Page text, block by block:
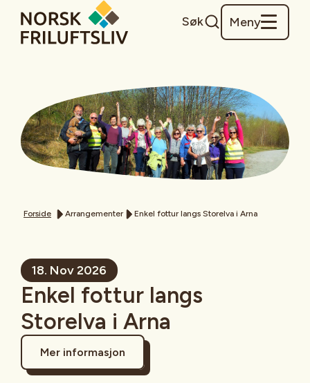
Søk Meny
Forside Arrangementer Enkel fottur langs Storelva i Arna
18. Nov 2026
Enkel fottur langs
Storelva i Arna
Mer informasjon